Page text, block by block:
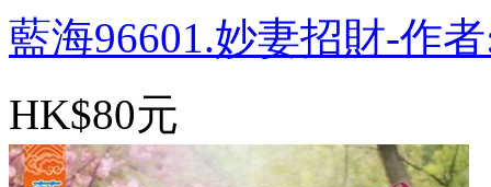
藍海96601.妙妻招財-作
HK$80元